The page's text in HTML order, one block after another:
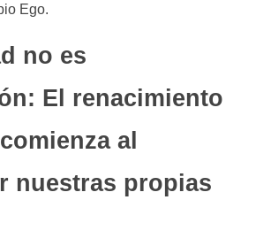
Ego.
no es
El renacimiento
al
nuestras propias